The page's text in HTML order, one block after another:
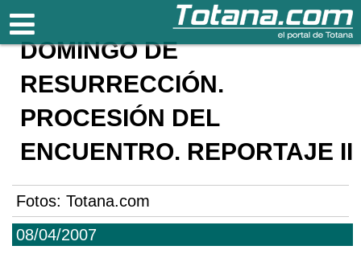
Totana.com
08/04/2007
DOMINGO DE
RESURRECCIÓN.
PROCESIÓN DEL
ENCUENTRO. REPORTAJE II
Fotos: Totana.com